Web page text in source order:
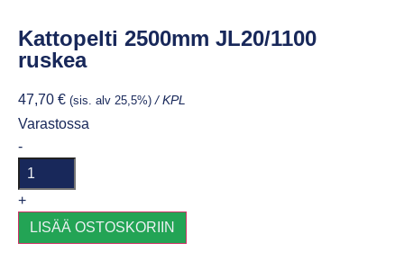
Kattopelti 2500mm JL20/1100
ruskea
47,70 € (sis. alv 25,5%) / KPL
Varastossa
-
+
LISÄÄ OSTOSKORIIN